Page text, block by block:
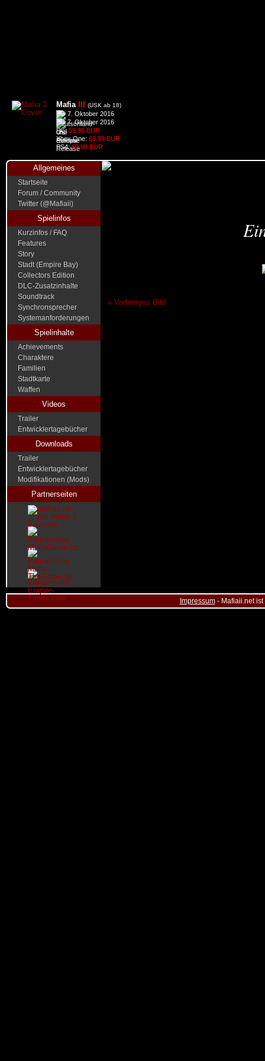
Mafia (USK ab 18)
7. Oktober 2016
7. Oktober 2016
PC: 59,95 EUR
Xbox One: 69,99 EUR
PS4:69,99 EUR
Allgemeines
Startseite
Forum / Community
Twitter (@Mafiaii)
Spielinfos
Kurzinfos / FAQ
Features
Story
Stadt (Empire Bay)
Collectors Edition
DLC-Zusatzinhalte
Soundtrack
Synchronsprecher
Systemanforderungen
Spielinhalte
Achievements
Charaktere
Familien
Stadtkarte
Waffen
Videos
Trailer
Entwicklertagebücher
Downloads
Trailer
Entwicklertagebücher
Modifikationen (Mods)
Partnerseiten
« Vorheriges Bild
Impressum- Mafiaii.net ist